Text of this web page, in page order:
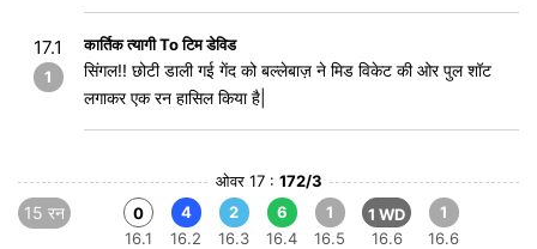
17.1
1
कार्तिक त्यागी To टिम डेविड
सिंगल!! छोटी डाली गई गेंद को बल्लेबाज़ ने मिड विकेट की ओर पुल शॉट
लगाकर एक रन हासिल किया है|
ओवर 17 : 172/3
15 रन
0
16.1
4
16.2
2
16.3
6
16.4
1
16.5
1 WD
16.6
1
16.6